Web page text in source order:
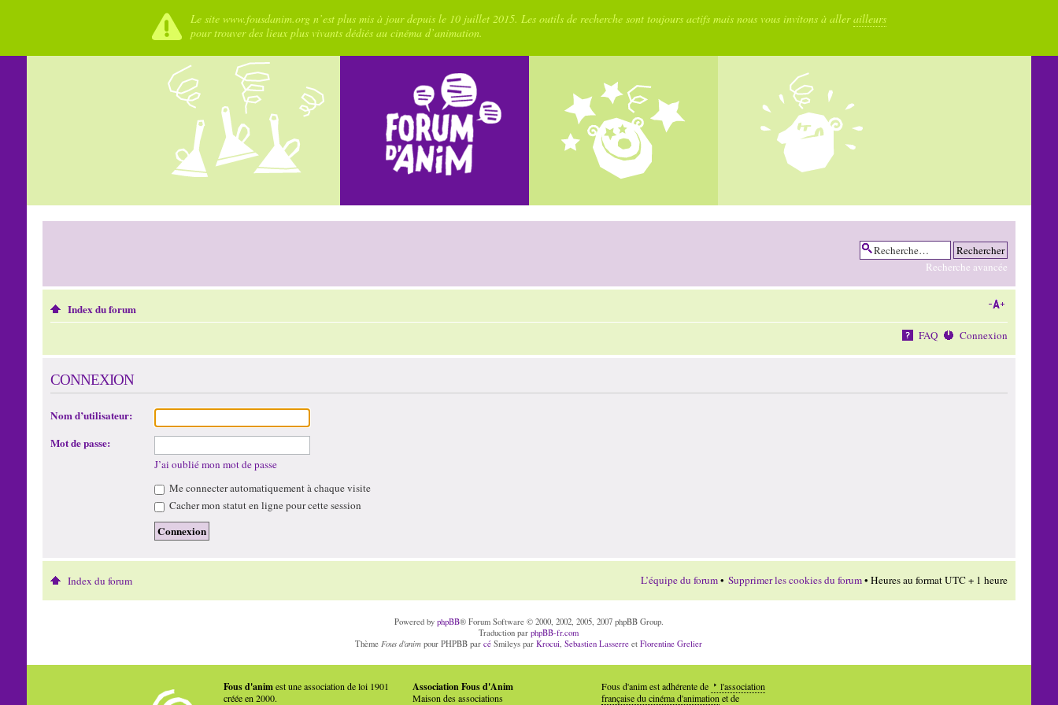
Le site www.fousdanim.org n’est plus mis à jour depuis le 10 juillet 2015. Les outils de recherche sont toujours actifs mais nous vous invitons à allerailleurs
pour trouver des lieux plus vivants dédiés au cinéma d’animation.
Recherche avancée
Index du forum
FAQ Connexion
CONNEXION
Nom d’utilisateur:
Mot de passe:
J’ai oublié mon mot de passe
Me connecter automatiquement à chaque visite
Cacher mon statut en ligne pour cette session
Index du forum L’équipe du forum• Supprimer les cookies du forum• Heures au format UTC + 1 heure
Powered by phpBB® Forum Software © 2000, 2002, 2005, 2007 phpBB Group.
Traduction parphpBB-fr.com
Thème Fous d'anim pour PHPBB parcé Smileys parKrocui ,Sebastien Lasserre etFlorentine Grelier
Fous d'animest une association de loi 1901
créée en 2000.
Association Fous d'Anim
Maison des associations
Fous d'anim est adhérente de
l'association
française du cinéma d'animation et de